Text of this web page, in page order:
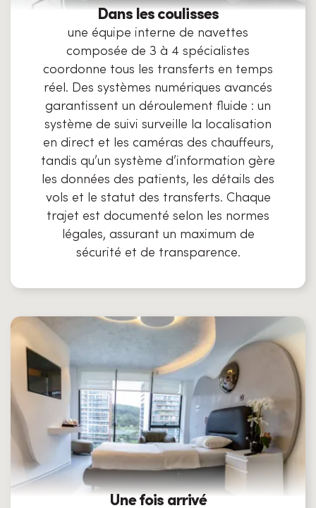
Dans les coulisses
une équipe interne de navettes
composée de 3 à 4 spécialistes
coordonne tous les transferts en temps
réel. Des systèmes numériques avancés
garantissent un déroulement fluide : un
système de suivi surveille la localisation
en direct et les caméras des chauffeurs,
tandis qu’un système d’information gère
les données des patients, les détails des
vols et le statut des transferts. Chaque
trajet est documenté selon les normes
légales, assurant un maximum de
sécurité et de transparence.
Une fois arrivé